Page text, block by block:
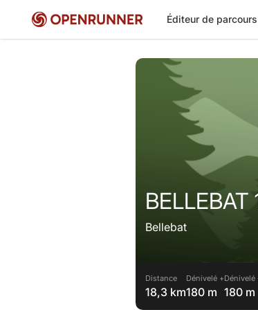
Éditeur de parcours
BELLEBAT
Bellebat
Distance
18,3 km
Dénivelé +
180 m
Dénivelé
180 m